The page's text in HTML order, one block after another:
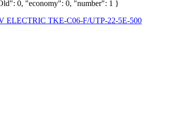
0, "economy": 0, "number": 1 }